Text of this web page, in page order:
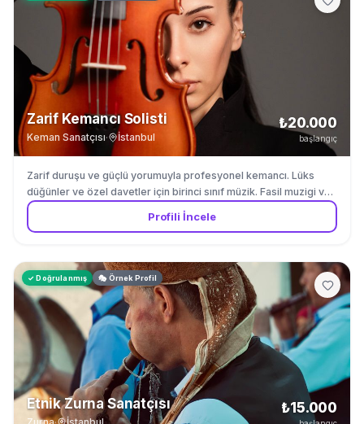
Zarif Kemancı Solisti
Keman Sanatçısı· İstanbul
₺20.000
başlangıç
Zarif duruşu ve güçlü yorumuyla profesyonel kemancı. Lüks
düğünler ve özel davetler için birinci sınıf müzik. Fasil muzigi ve
Turk muzigi repertuvarinda uzmandir.
Profili İncele
✓ Doğrulanmış 🎭 Örnek Profil
Etnik Zurna Sanatçısı ₺15.000